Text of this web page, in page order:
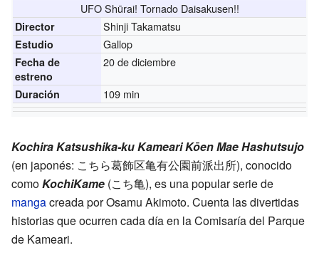
UFO Shūrai! Tornado Daisakusen!!
Director Shinji Takamatsu
Estudio Gallop
Fecha de
estreno
20 de diciembre
Duración 109 min
Kochira Katsushika-ku Kameari Kōen Mae Hashutsujo
(en japonés: こちら葛飾区亀有公園前派出所), conocido
comoKochiKame (こち亀), es una popular serie de
mangacreada por Osamu Akimoto. Cuenta las divertidas
historias que ocurren cada día en la Comisaría del Parque
de Kameari.